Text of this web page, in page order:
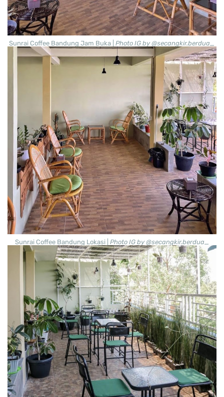
Sunrai Coffee Bandung Jam Buka | Photo IG by @secangkir.berdua_
Sunrai Coffee Bandung Lokasi | Photo IG by @secangkir.berdua_